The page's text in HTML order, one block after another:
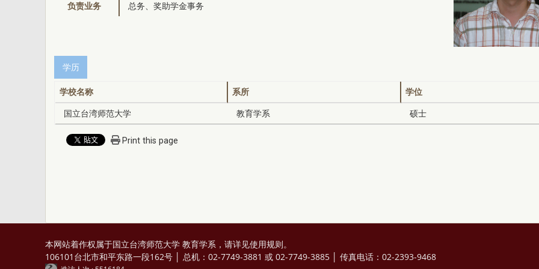
负责业务 总务、奖助学金事务
学历
学校名称 系所 学位
国立台湾师范大学 教育学系 硕士
Print this page
本网站着作权属于国立台湾师范大学 教育学系，请详见使用规则。
106101台北市和平东路一段162号 │ 总机：02-7749-3881 或 02-7749-3885 │ 传真电话：02-2393-9468